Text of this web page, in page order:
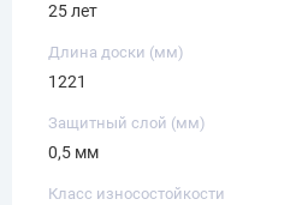
25 лет
Длина доски (мм)
1221
Защитный слой (мм)
0,5 мм
Класс износостойкости